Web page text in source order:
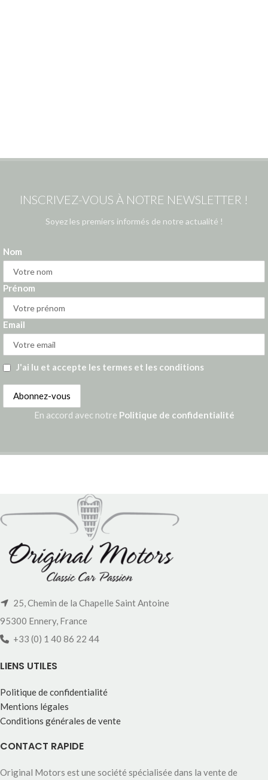
INSCRIVEZ-VOUS À NOTRE NEWSLETTER !
Soyez les premiers informés de notre actualité !
Nom
Prénom
Email
J'ai lu et accepte les termes et les conditions
En accord avec notre Politique de confidentialité
25, Chemin de la Chapelle Saint Antoine
95300 Ennery, France
+33 (0) 1 40 86 22 44
LIENS UTILES
Politique de confidentialité
Mentions légales
Conditions générales de vente
CONTACT RAPIDE
Original Motors est une société spécialisée dans la vente de